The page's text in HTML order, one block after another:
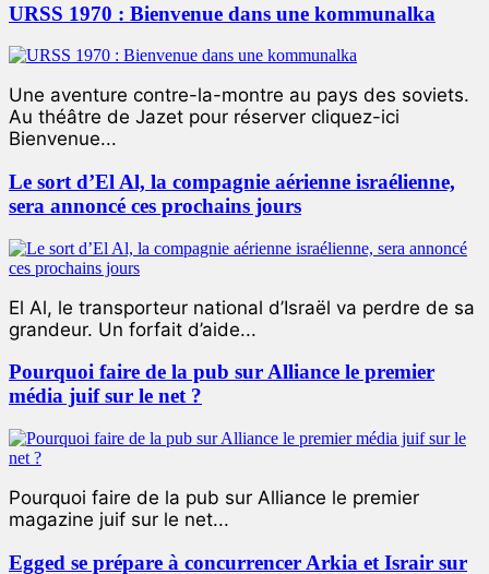
URSS 1970 : Bienvenue dans une kommunalka
Une aventure contre-la-montre au pays des soviets.
Au théâtre de Jazet pour réserver cliquez-ici
Bienvenue...
Le sort d’El Al, la compagnie aérienne israélienne,
sera annoncé ces prochains jours
El Al, le transporteur national d’Israël va perdre de sa
grandeur. Un forfait d’aide...
Pourquoi faire de la pub sur Alliance le premier
média juif sur le net ?
Pourquoi faire de la pub sur Alliance le premier
magazine juif sur le net...
Egged se prépare à concurrencer Arkia et Israir sur